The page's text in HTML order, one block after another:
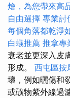
燴，為您帶來高
自由選擇 專業討
每個角落都乾淨
白蟻推薦 推拿專
衰老並更深入皮
形成。 西屯區按
壞，例如曬傷和
或礦物紫外線過